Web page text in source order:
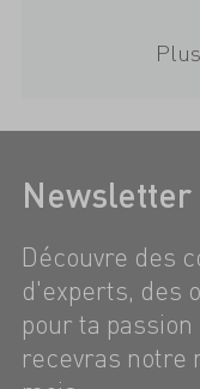
Newsletter
Découvre des
d'experts, des
pour ta
recevras notre